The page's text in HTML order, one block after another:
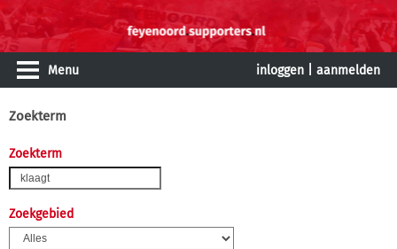
Menu inloggen aanmelden
Zoekterm
Zoekterm
Zoekgebied